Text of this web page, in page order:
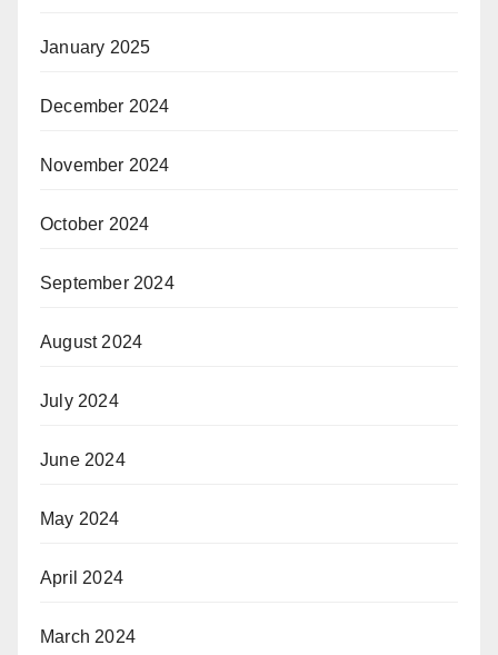
January 2025
December 2024
November 2024
October 2024
September 2024
August 2024
July 2024
June 2024
May 2024
April 2024
March 2024